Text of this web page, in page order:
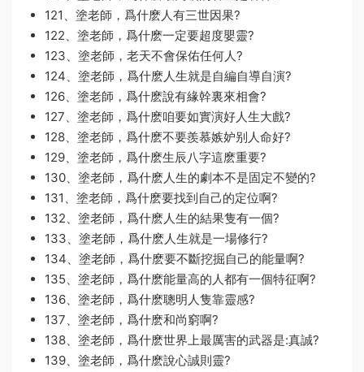
121、塗老師，爲什麽人有三世因果?
122、塗老師，爲什麽一定要超度嬰靈?
123、塗老師，老天不會保佑任何人?
124、塗老師，爲什麽人生就是自編自導自演?
126、塗老師，爲什麽說有緣幹裏來相會?
127、塗老師，爲什麽咱要如實演好人生大戲?
128、塗老師，爲什麽不要羨慕嫉妒别人命好?
129、塗老師，爲什麽生辰八字這麽重要?
130、塗老師，爲什麽人生的劇本不是固定不變的?
131、塗老師，爲什麽要找到自己的定位啊?
132、塗老師，爲什麽人生的結果隻有一個?
133、塗老師，爲什麽人生就是一場修行?
134、塗老師，爲什麽要不斷挖掘自己的能量啊?
135、塗老師，爲什麽能量高的人都有一個特征啊?
136、塗老師，爲什麽聰明人隻靠靈感?
137、塗老師，爲什麽和尚窮啊?
138、塗老師，爲什麽世界上最厲害的武器是:真誠?
139、塗老師，爲什麽說心誠則靈?